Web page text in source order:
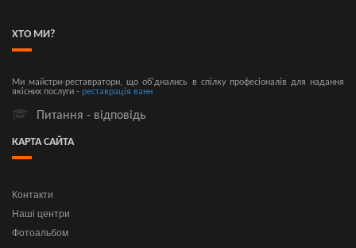
ХТО МИ?
Ми майстри-реставратори, що об'днались в спілку професіоналів для надання
якісних послуги - реставрація ванн
Питання - відповідь
КАРТА САЙТА
Контакти
Наші центри
Фотоальбом